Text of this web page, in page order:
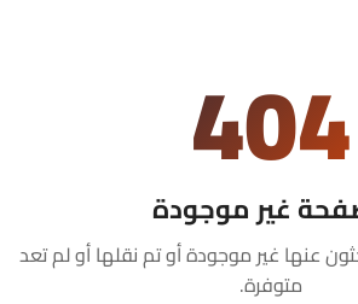
404
غير موجودة
عنها غير موجودة أو تم نقلها أو لم تعد
متوفرة.